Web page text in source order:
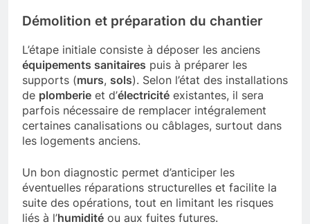
Démolition et préparation du chantier
L’étape initiale consiste à déposer les anciens
équipements sanitaires puis à préparer les
supports (murs, sols). Selon l’état des installations
de plomberie et d’électricité existantes, il sera
parfois nécessaire de remplacer intégralement
certaines canalisations ou câblages, surtout dans
les logements anciens.
Un bon diagnostic permet d’anticiper les
éventuelles réparations structurelles et facilite la
suite des opérations, tout en limitant les risques
liés à l’humidité ou aux fuites futures.